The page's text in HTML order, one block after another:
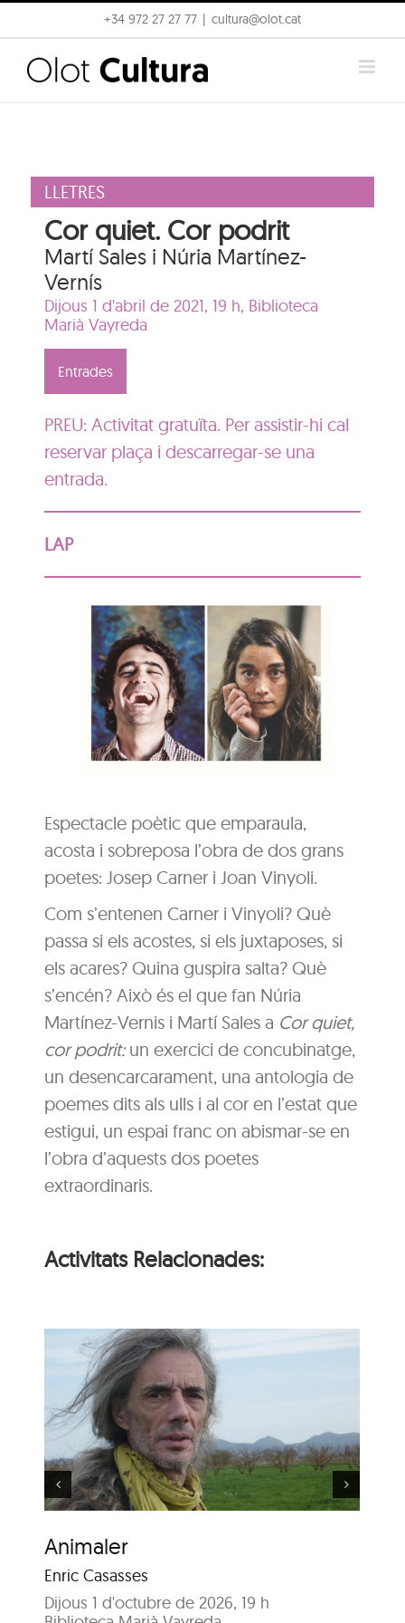
to
content
+34 972 27 27 77 cultura@olot.cat
LLETRES
Cor quiet. Cor podrit
Martí Sales i Núria Martínez-
Vernís
Dijous 1 d'abril de 2021, 19 h, Biblioteca
Marià Vayreda
Entrades
PREU: Activitat gratuïta. Per assistir-hi cal
reservar plaça i descarregar-se una
entrada.
LAP
Espectacle poètic que emparaula,
acosta i sobreposa l’obra de dos grans
poetes: Josep Carner i Joan Vinyoli.
Com s’entenen Carner i Vinyoli? Què
passa si els acostes, si els juxtaposes, si
els acares? Quina guspira salta? Què
s’encén? Això és el que fan Núria
Martínez-Vernis i Martí Sales a Cor quiet,
cor podrit:un exercici de concubinatge,
un desencarcarament, una antologia de
poemes dits als ulls i al cor en l’estat que
estigui, un espai franc on abismar-se en
l’obra d’aquests dos poetes
extraordinaris.
Activitats Relacionades:
Animaler
Enric Casasses
Dijous 1 d'octubre de 2026, 19 h
Aura